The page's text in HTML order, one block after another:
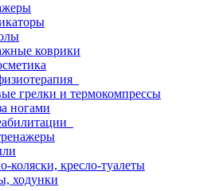
коврики
грелки и термокомпрессы
ногами
коляски, кресло-туалеты
ходунки